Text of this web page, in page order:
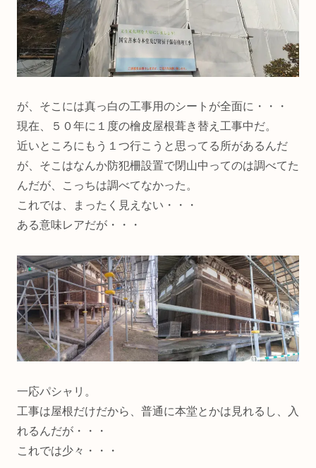
が、そこには真っ白の工事用のシートが全面に・・・
現在、５０年に１度の檜皮屋根葺き替え工事中だ。
近いところにもう１つ行こうと思ってる所があるんだ
が、そこはなんか防犯柵設置で閉山中ってのは調べてた
んだが、こっちは調べてなかった。
これでは、まったく見えない・・・
ある意味レアだが・・・
一応パシャリ。
工事は屋根だけだから、普通に本堂とかは見れるし、入
れるんだが・・・
これでは少々・・・